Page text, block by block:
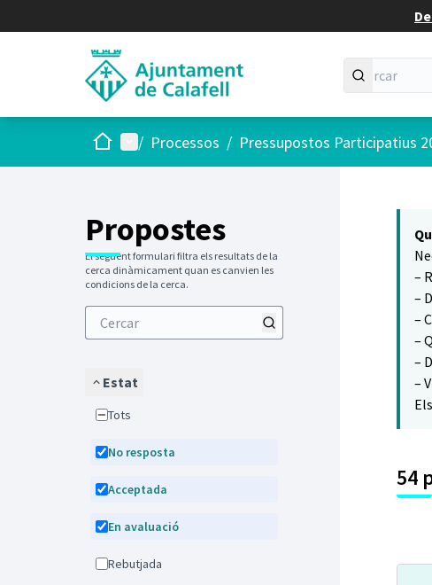
Inici Menú principal
/ Processos / Pressupostos Participatius
Propostes
El següent formulari filtra els resultats de la
cerca dinàmicament quan es canvien les
condicions de la cerca.
Estat
Tots
No resposta
Acceptada
En avaluació
Rebutjada
–
–
–
–
–
–
54